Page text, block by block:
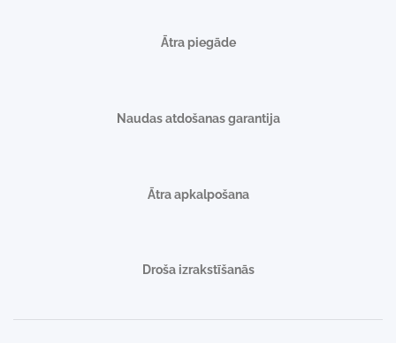
Ātra piegāde
Naudas atdošanas garantija
Ātra apkalpošana
Droša izrakstīšanās